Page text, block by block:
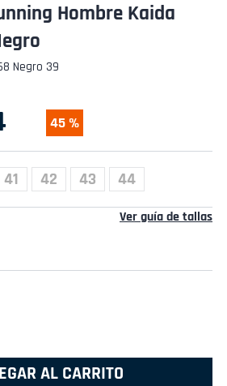
Hombre Kaida
Negro 39
45 %
41 42 43 44
Ver guía de tallas
AL CARRITO